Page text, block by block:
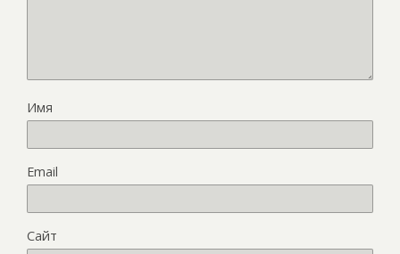
Имя
Email
Сайт